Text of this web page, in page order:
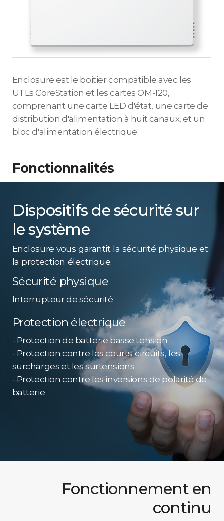
Enclosure est le boitier compatible avec les
UTLs CoreStation et les cartes OM-120,
comprenant une carte LED d'état, une carte de
distribution d'alimentation à huit canaux, et un
bloc d'alimentation électrique.
Fonctionnalités
Dispositifs de sécurité sur
le système
Enclosure vous garantit la sécurité physique et
la protection électrique.
Sécurité physique
Interrupteur de sécurité
Protection électrique
- Protection de batterie basse tension
- Protection contre les courts-circuits, les
surcharges et les surtensions
- Protection contre les inversions de polarité de
batterie
Fonctionnement en
continu